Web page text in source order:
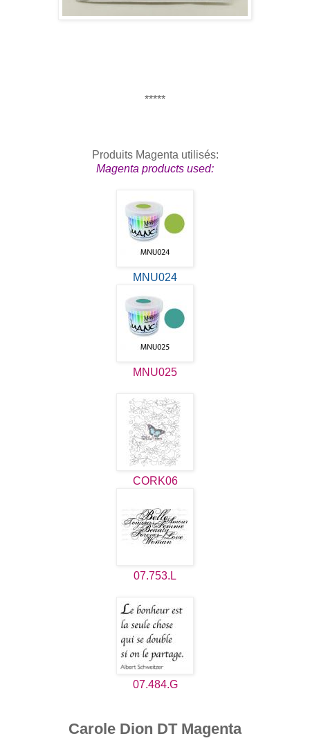
*****
Produits Magenta utilisés:
Magenta products used:
MNU024
MNU025
CORK06
07.753.L
07.484.G
Carole Dion DT Magenta